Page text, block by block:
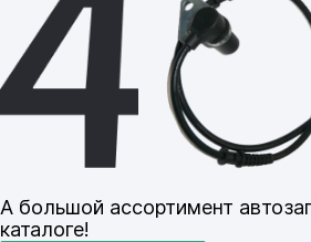
А большой ассортимент
каталоге!